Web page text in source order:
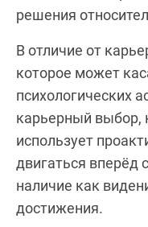
решения
В отличие от
которое может
психологических
карьерный выбор,
использует
двигаться вперёд
наличие как
достижения.